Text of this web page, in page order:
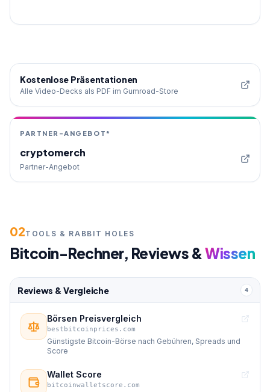
Kostenlose Präsentationen
Alle Video-Decks als PDF im Gumroad-Store
PARTNER-ANGEBOT*
cryptomerch
Partner-Angebot
02TOOLS & RABBIT HOLES
Bitcoin-Rechner, Reviews &Wissen
Reviews & Vergleiche 4
Börsen Preisvergleich
bestbitcoinprices.com
Günstigste Bitcoin-Börse nach Gebühren, Spreads und
Score
Wallet Score
bitcoinwalletscore.com